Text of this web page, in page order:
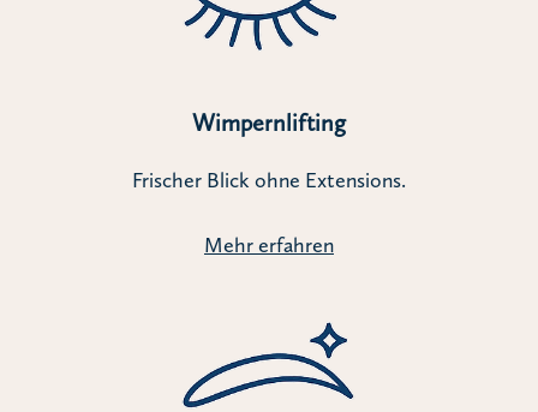
Wimpernlifting
Frischer Blick ohne Extensions.
Mehr erfahren